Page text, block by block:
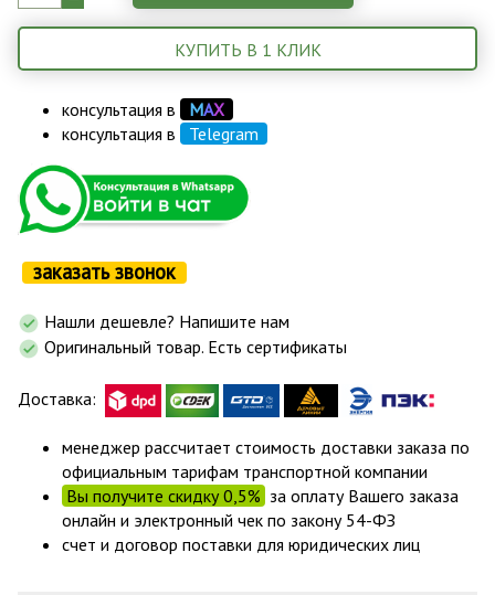
КУПИТЬ В 1 КЛИК
консультация в МАХ
консультация в Telegram
заказать звонок
Нашли дешевле? Напишите нам
Оригинальный товар. Есть сертификаты
Доставка:
менеджер рассчитает стоимость доставки заказа по
официальным тарифам транспортной компании
Вы получите скидку 0,5% за оплату Вашего заказа
онлайн и электронный чек по закону 54-ФЗ
счет и договор поставки для юридических лиц